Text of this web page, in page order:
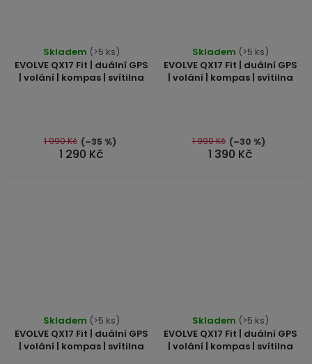
EVOLVE QX17 Fit | duální GPS
| volání | kompas | svítilna
Skladem (>5 ks)
1 290 Kč
1 990 Kč (–35 %)
EVOLVE QX17 Fit | duální GPS
| volání | kompas | svítilna
Skladem (>5 ks)
1 390 Kč
1 990 Kč (–30 %)
EVOLVE QX17 Fit | duální GPS
| volání | kompas | svítilna
Skladem (>5 ks)
EVOLVE QX17 Fit | duální GPS
| volání | kompas | svítilna
hodnocení
produktu
Skladem (>5 ks)